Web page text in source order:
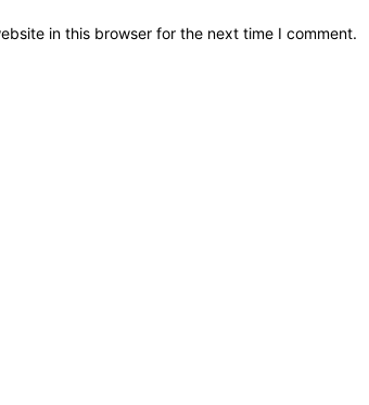
in this browser for the next time I comment.